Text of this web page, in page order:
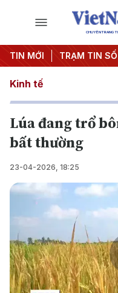
CHUYÊN TRANG
TIN MỚI TRẠM TIN SỐ
#Chống khai thác IUU
Kinh tế
Lúa đang trổ
bất thường
23-04-2026, 18:25